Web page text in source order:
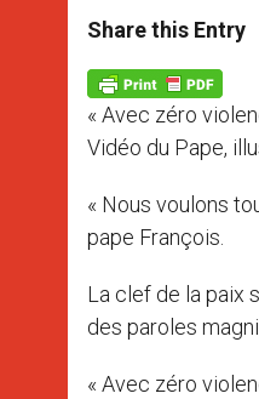
t
s
p
p
s
e
g
e
r
e
b
k
Share this Entry
« Avec zéro
Vidéo du Pape,
« Nous voulons
pape François.
La clef de la paix
des paroles
« Avec zéro